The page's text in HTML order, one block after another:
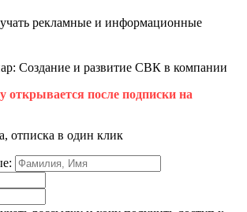
рекламные и информационные
Создание и развитие СВК в компании
открывается после подписки на
отписка в один клик